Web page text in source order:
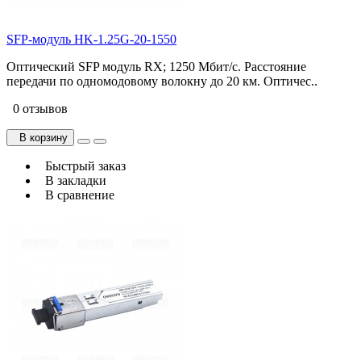
SFP-модуль HK-1.25G-20-1550
Оптический SFP модуль RX; 1250 Мбит/с. Расстояние
передачи по одномодовому волокну до 20 км. Оптичес..
0 отзывов
В корзину
Быстрый заказ
В закладки
В сравнение